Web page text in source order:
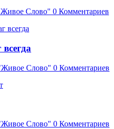
Слово" 0 Комментариев
Слово" 0 Комментариев
Слово" 0 Комментариев